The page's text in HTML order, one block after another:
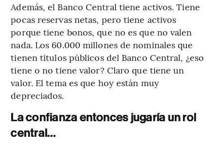
Además, el Banco Central tiene activos. Tiene
pocas reservas netas, pero tiene activos
porque tiene bonos, que no es que no valen
nada. Los 60.000 millones de nominales que
tienen títulos públicos del Banco Central, ¿eso
tiene o no tiene valor? Claro que tiene un
valor. El tema es que hoy están muy
depreciados.
La confianza entonces jugaría un rol
central…